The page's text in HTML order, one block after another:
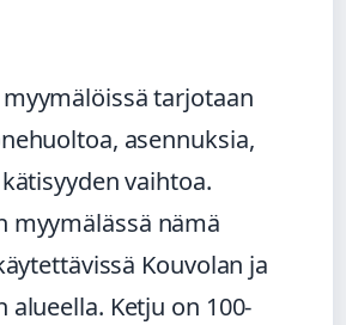
tarjotaan
asennuksia,
vaihtoa.
myymälässä nämä
Kouvolan ja
alueella. Ketju on 100-